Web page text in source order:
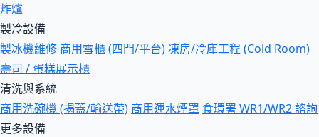
炸爐
製冷設備
製冰機維修 商用雪櫃 (四門/平台)凍房/冷庫工程 (Cold Room)
壽司 / 蛋糕展示櫃
清洗與系統
商用洗碗機 (揭蓋/輸送帶) 商用運水煙罩 食環署 WR1/WR2 諮詢
更多設備